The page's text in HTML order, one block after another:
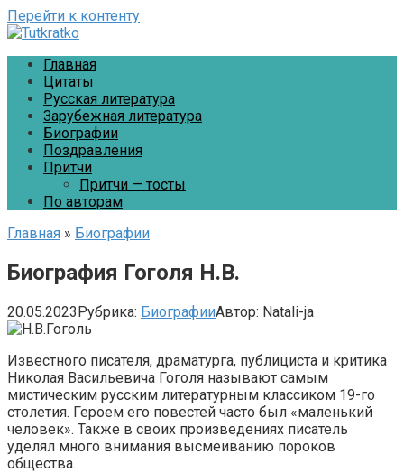
Перейти к контенту
Главная
Цитаты
Русская литература
Зарубежная литература
Биографии
Поздравления
Притчи
Притчи — тосты
По авторам
Главная » Биографии
Биография Гоголя Н.В.
20.05.2023Рубрика: БиографииАвтор: Natali-ja
Известного писателя, драматурга, публициста и критика
Николая Васильевича Гоголя называют самым
мистическим русским литературным классиком 19-го
столетия. Героем его повестей часто был «маленький
человек». Также в своих произведениях писатель
уделял много внимания высмеиванию пороков
общества.